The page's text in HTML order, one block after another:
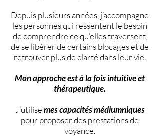
Depuis plusieurs années, j’accompagne
les personnes qui ressentent le besoin
de comprendre ce qu’elles traversent,
de se libérer de certains blocages et de
retrouver plus de clarté dans leur vie.
Mon approche est à la fois intuitive et
thérapeutique.
J’utilisemes capacités médiumniques
pour proposer des prestations de
voyance.